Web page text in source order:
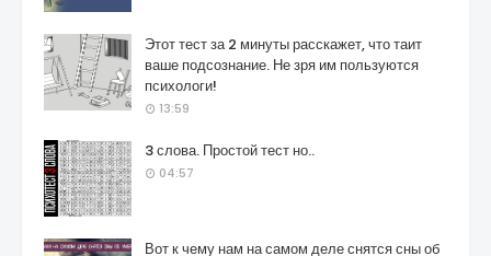
Этот тест за 2 минуты расскажет, что таит
ваше подсознание. Не зря им пользуются
психологи!
13:59
3 слова. Простой тест но..
04:57
Вот к чему нам на самом деле снятся сны об